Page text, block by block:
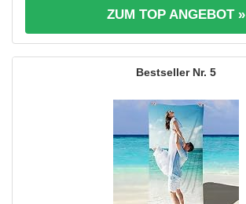
ZUM TOP ANGEBOT »
5